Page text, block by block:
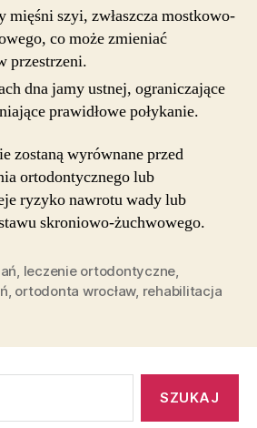
mięśni szyi, zwłaszcza mostkowo-
co może zmieniać
przestrzeni.
dna jamy ustnej, ograniczające
prawidłowe połykanie.
zostaną wyrównane przed
ortodontycznego lub
ryzyko nawrotu wady lub
skroniowo-żuchwowego.
, leczenie ortodontyczne,
, ortodonta wrocław, rehabilitacja